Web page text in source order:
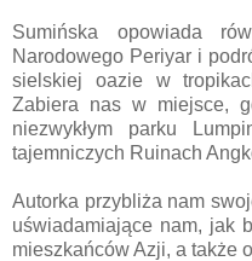
Sumińska opowiada
Narodowego Periyar i
sielskiej oazie w
Zabiera nas w miejsce,
niezwykłym parku
tajemniczych Ruinach
Autorka przybliża nam
uświadamiające nam, jak
mieszkańców Azji, a także